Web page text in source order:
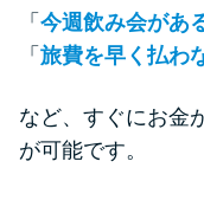
「 今週飲み会があ
「 旅費を早く払わ
など、すぐにお金
が可能です。